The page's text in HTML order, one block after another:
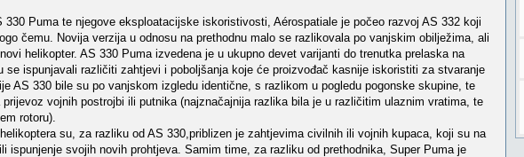
Puma te njegove eksploatacijske iskoristivosti, Aérospatiale je počeo razvoj AS 332 koji
čemu. Novija verzija u odnosu na prethodnu malo se razlikovala po vanjskim obilježima, ali
helikopter. AS 330 Puma izvedena je u ukupno devet varijanti do trenutka prelaska na
se ispunjavali različiti zahtjevi i poboljšanja koje će proizvođač kasnije iskoristiti za stvaranje
AS 330 bile su po vanjskom izgledu identične, s razlikom u pogledu pogonske skupine, te
vojnih postrojbi ili putnika (najznačajnija razlika bila je u različitim ulaznim vratima, te
rotoru).
su, za razliku od AS 330,priblizen je zahtjevima civilnih ili vojnih kupaca, koji su na
ispunjenje svojih novih prohtjeva. Samim time, za razliku od prethodnika, Super Puma je